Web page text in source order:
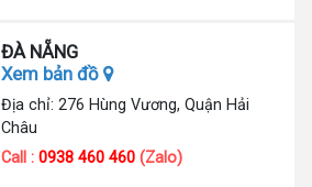
ĐÀ NẴNG
Xem bản đồ
Địa chỉ: 276 Hùng Vương, Quận Hải
Châu
Call :0938 460 460 (Zalo)